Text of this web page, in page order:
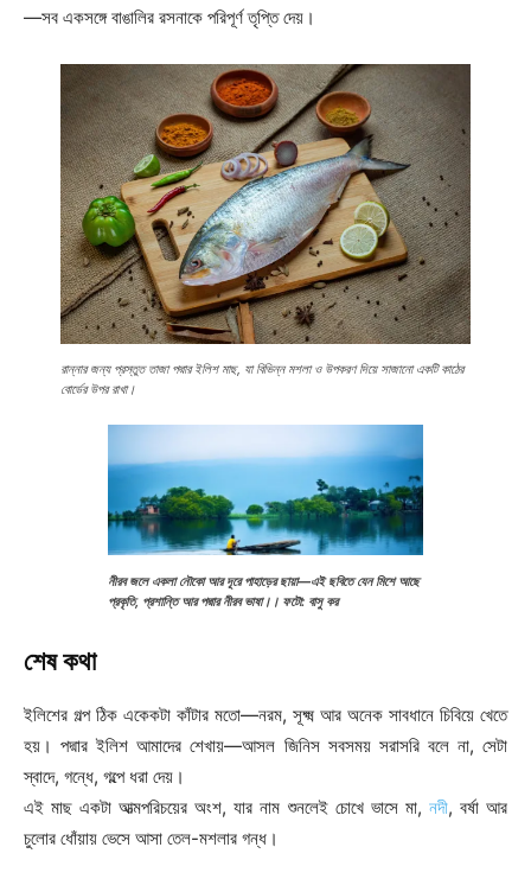
—সব একসঙ্গে বাঙালির রসনাকে পরিপূর্ণ তৃপ্তি দেয়।
রান্নার জন্য প্রস্তুত তাজা পদ্মার ইলিশ মাছ, যা বিভিন্ন মশলা ও উপকরণ দিয়ে সাজানো একটি কাঠের
বোর্ডের উপর রাখা।
নীরব জলে একলা নৌকো আর দূরে পাহাড়ের ছায়া—এই ছবিতে যেন মিশে আছে
প্রকৃতি, প্রশান্তি আর পদ্মার নীরব ভাষা।। ফটো: বাসু কর
শেষ কথা
ইলিশের গল্প ঠিক একেকটা কাঁটার মতো—নরম, সূক্ষ্ম আর অনেক সাবধানে চিবিয়ে খেতে
হয়। পদ্মার ইলিশ আমাদের শেখায়—আসল জিনিস সবসময় সরাসরি বলে না, সেটা
স্বাদে, গন্ধে, গল্পে ধরা দেয়।
এই মাছ একটা আত্মপরিচয়ের অংশ, যার নাম শুনলেই চোখে ভাসে মা, নদী, বর্ষা আর
চুলোর ধোঁয়ায় ভেসে আসা তেল-মশলার গন্ধ।